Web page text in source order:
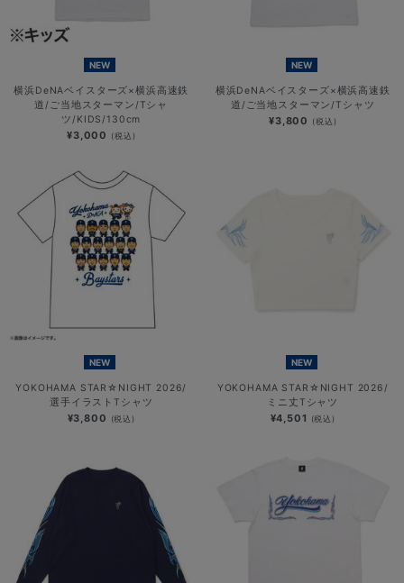
NEW
横浜DeNAベイスターズ×横浜高速鉄
道/ご当地スターマン/Tシャ
ツ/KIDS/130cm
¥3,000 (税込)
NEW
横浜DeNAベイスターズ×横浜高速鉄
道/ご当地スターマン/Tシャツ
¥3,800 (税込)
NEW
YOKOHAMA STAR☆NIGHT 2026/
選手イラストTシャツ
¥3,800 (税込)
NEW
YOKOHAMA STAR☆NIGHT 2026/
ミニ丈Tシャツ
¥4,501 (税込)